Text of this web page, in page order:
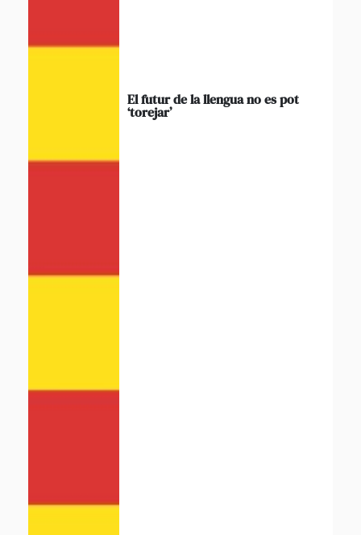
El futur de la llengua no es pot
‘torejar’